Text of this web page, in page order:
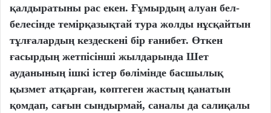
қалдыратыны рас екен. Ғұмырдың алуан бел-
белесінде темірқазықтай тура жолды нұсқайтын
тұлғалардың кездескені бір ғанибет. Өткен
ғасырдың жетпісінші жылдарында Шет
ауданының ішкі істер бөлімінде басшылық
қызмет атқарған, көптеген жастың қанатын
қомдап, сағын сындырмай, саналы да салиқалы